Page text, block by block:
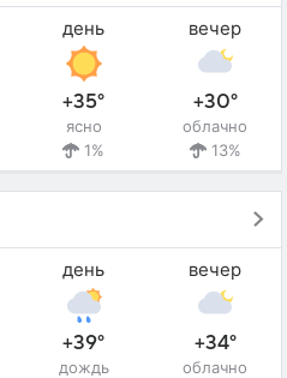
день
+35°
ясно
1%
вечер
+30°
облачно
13%
день
+39°
дождь
вечер
+34°
облачно